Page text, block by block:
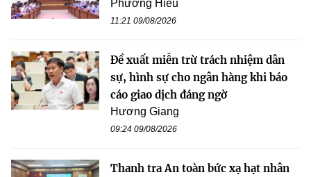
Phương Hiếu
11:21 09/08/2026
Đề xuất miễn trừ trách nhiệm dân
sự, hình sự cho ngân hàng khi báo
cáo giao dịch đáng ngờ
Hương Giang
09:24 09/08/2026
Thanh tra An toàn bức xạ hạt nhân